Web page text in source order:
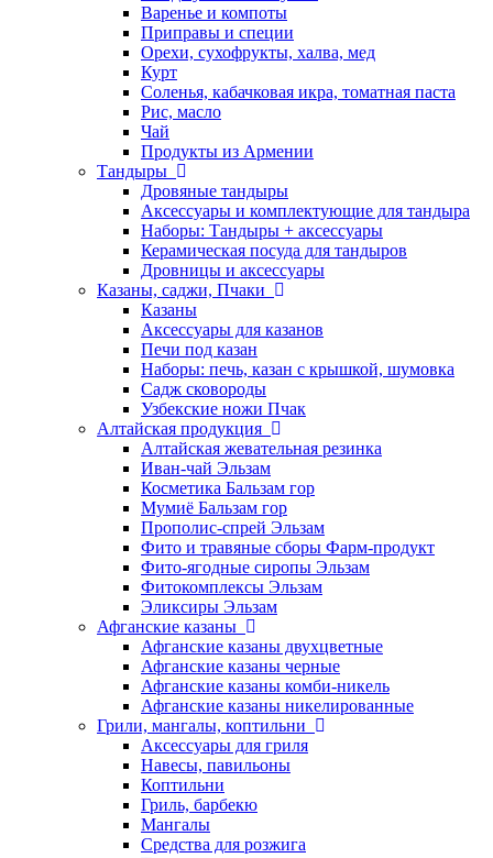
Варенье и компоты
Приправы и специи
Орехи, сухофрукты, халва, мед
Курт
Соленья, кабачковая икра, томатная паста
Рис, масло
Чай
Продукты из Армении
Тандыры
Дровяные тандыры
Аксессуары и комплектующие для тандыра
Наборы: Тандыры + аксессуары
Керамическая посуда для тандыров
Дровницы и аксессуары
Казаны, саджи, Пчаки
Казаны
Аксессуары для казанов
Печи под казан
Наборы: печь, казан с крышкой, шумовка
Садж сковороды
Узбекские ножи Пчак
Алтайская продукция
Алтайская жевательная резинка
Иван-чай Эльзам
Косметика Бальзам гор
Мумиё Бальзам гор
Прополис-спрей Эльзам
Фито и травяные сборы Фарм-продукт
Фито-ягодные сиропы Эльзам
Фитокомплексы Эльзам
Эликсиры Эльзам
Афганские казаны
Афганские казаны двухцветные
Афганские казаны черные
Афганские казаны комби-никель
Афганские казаны никелированные
Грили, мангалы, коптильни
Аксессуары для гриля
Навесы, павильоны
Коптильни
Гриль, барбекю
Мангалы
Средства для розжига